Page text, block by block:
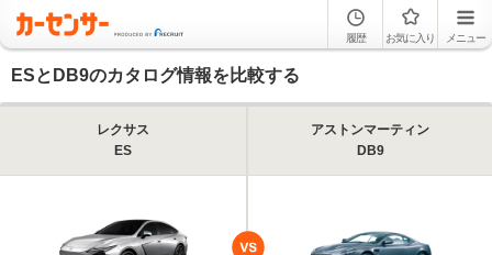
履歴 お気に入り メニュー
ESとDB9のカタログ情報を比較する
レクサス
ES
アストンマーティン
DB9